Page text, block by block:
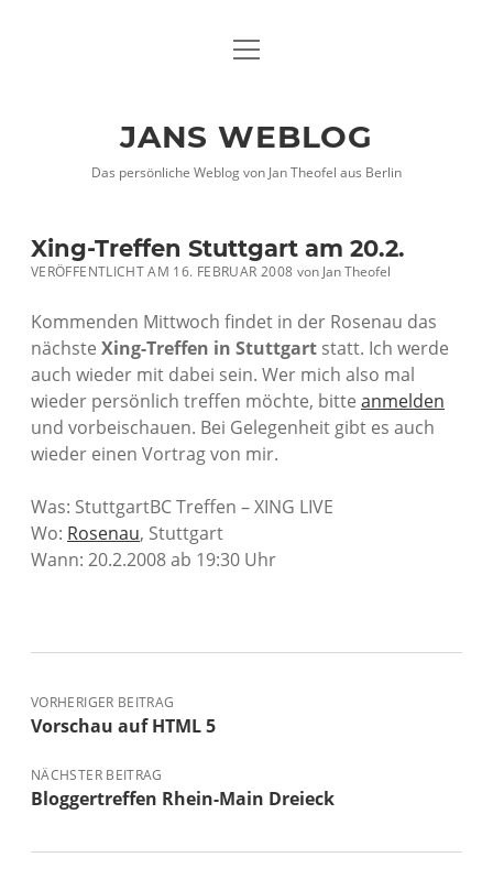
DATENSCHUTZHINWEISE
twitterfacebook
xing
Menü
JANS WEBLOG
Das persönliche Weblog von Jan Theofel aus Berlin
Xing-Treffen Stuttgart am 20.2.
VERÖFFENTLICHT AM 16. FEBRUAR 2008 vonJan Theofel
Kommenden Mittwoch findet in der Rosenau das
nächste Xing-Treffen in Stuttgart statt. Ich werde
auch wieder mit dabei sein. Wer mich also mal
wieder persönlich treffen möchte, bitte anmelden
und vorbeischauen. Bei Gelegenheit gibt es auch
wieder einen Vortrag von mir.
Was: StuttgartBC Treffen – XING LIVE
Wo: Rosenau, Stuttgart
Wann: 20.2.2008 ab 19:30 Uhr
VORHERIGER BEITRAG
Vorschau auf HTML 5
NÄCHSTER BEITRAG
Bloggertreffen Rhein-Main Dreieck